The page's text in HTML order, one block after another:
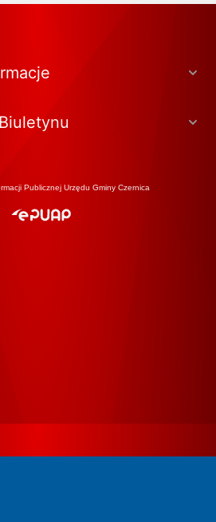
Publicznej Urzędu Gminy Czernica